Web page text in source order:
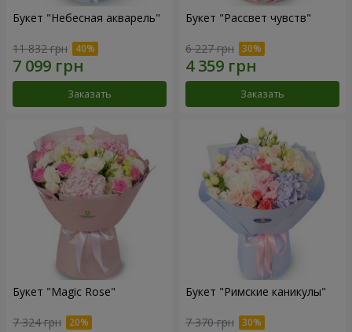
Букет "Небесная акварель"
11 832 грн
Заказать
Букет "Рассвет чувств"
6 227 грн
Заказать
Букет "Magic Rose"
7 324 грн
Букет "Римские каникулы"
7 370 грн